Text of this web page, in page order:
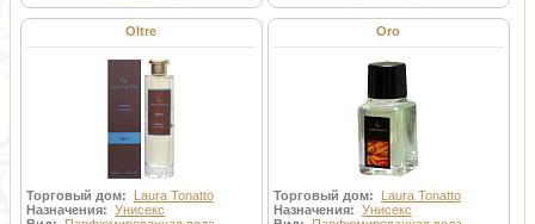
Oltre
Торговый дом: Laura Tonatto
Назначения: Унисекс
Oro
Торговый дом: Laura Tonatto
Назначения: Унисекс